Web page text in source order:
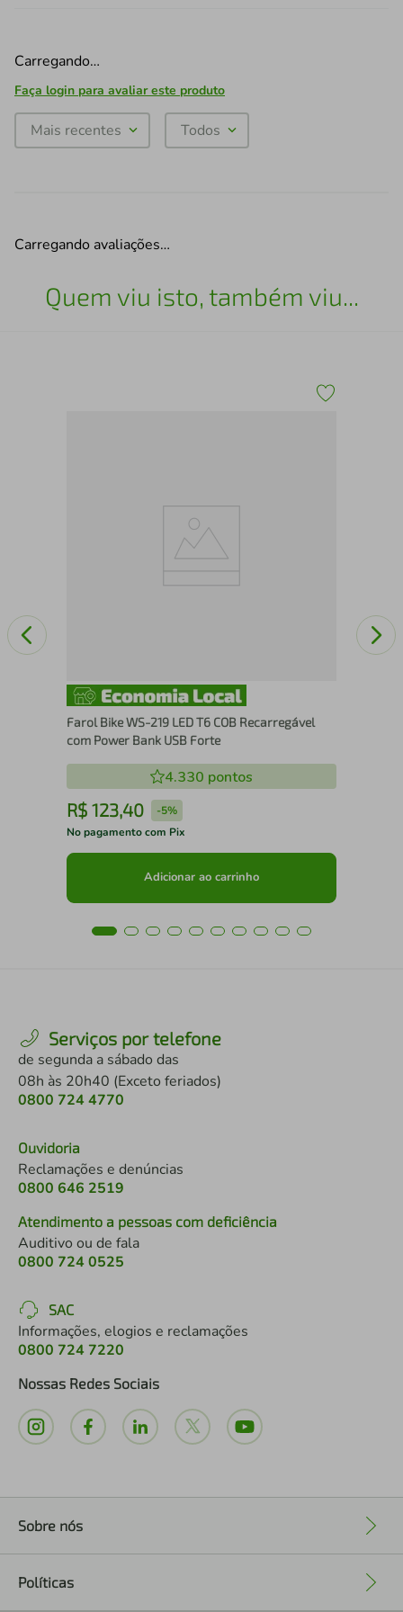
Carregando…
Faça login para avaliar este produto
Mais recentes Todos
Carregando avaliações…
Quem viu isto, também viu...
Farol Bike WS-219 LED T6 COB Recarregável
com Power Bank USB Forte
4.330 pontos
R$ 123,40 -5%
No pagamento com Pix
Adicionar ao carrinho
Serviços por telefone
de segunda a sábado das
08h às 20h40 (Exceto feriados)
0800 724 4770
Ouvidoria
Reclamações e denúncias
0800 646 2519
Atendimento a pessoas com deficiência
Auditivo ou de fala
0800 724 0525
SAC
Informações, elogios e reclamações
0800 724 7220
Nossas Redes Sociais
Sobre nós
Políticas